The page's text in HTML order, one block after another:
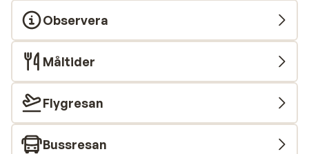
Observera
Måltider
Flygresan
Bussresan